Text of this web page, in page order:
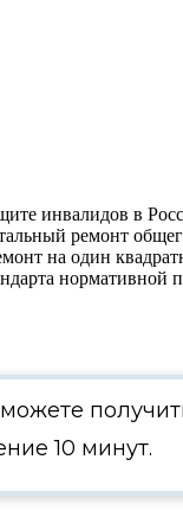
инвалидов в
ремонт
на один
10 минут.